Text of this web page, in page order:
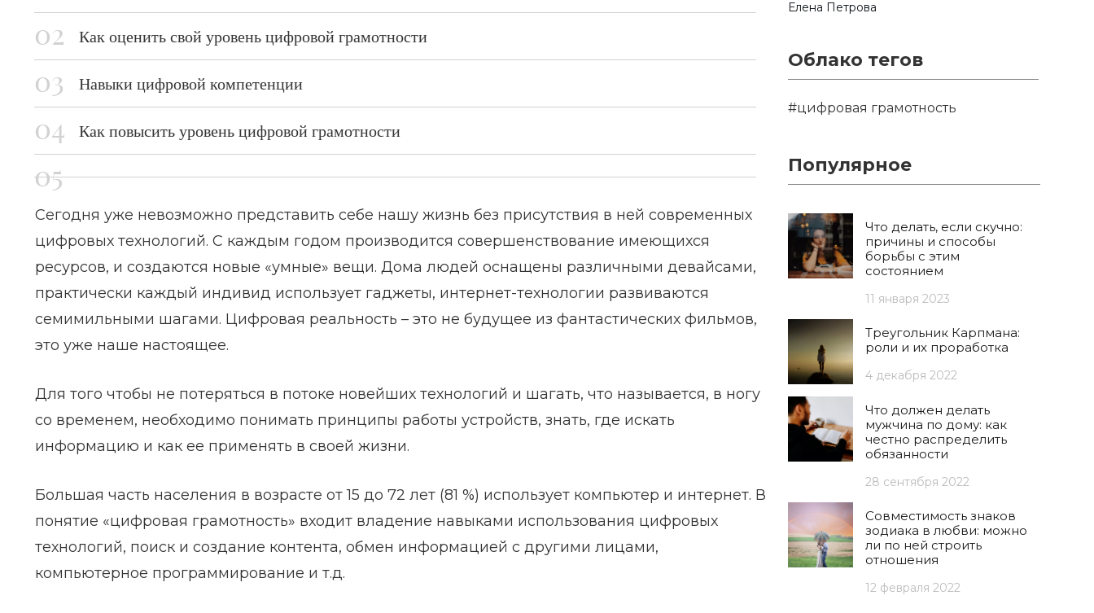
Как оценить свой уровень цифровой грамотности
Навыки цифровой компетенции
Как повысить уровень цифровой грамотности
Сегодня уже невозможно представить себе нашу жизнь без присутствия в ней современных
цифровых технологий. С каждым годом производится совершенствование имеющихся
ресурсов, и создаются новые «умные» вещи. Дома людей оснащены различными девайсами,
практически каждый индивид использует гаджеты, интернет-технологии развиваются
семимильными шагами. Цифровая реальность – это не будущее из фантастических фильмов,
это уже наше настоящее.
Для того чтобы не потеряться в потоке новейших технологий и шагать, что называется, в ногу
со временем, необходимо понимать принципы работы устройств, знать, где искать
информацию и как ее применять в своей жизни.
Большая часть населения в возрасте от 15 до 72 лет (81 %) использует компьютер и интернет. В
понятие «цифровая грамотность» входит владение навыками использования цифровых
технологий, поиск и создание контента, обмен информацией с другими лицами,
компьютерное программирование и т.д.
Елена Петрова
Облако тегов
#цифровая грамотность
Популярное
Что делать, если скучно:
причины и способы
борьбы с этим
состоянием
11 января 2023
Треугольник Карпмана:
роли и их проработка
4 декабря 2022
Что должен делать
мужчина по дому: как
честно распределить
обязанности
28 сентября 2022
Совместимость знаков
зодиака в любви: можно
ли по ней строить
отношения
12 февраля 2022